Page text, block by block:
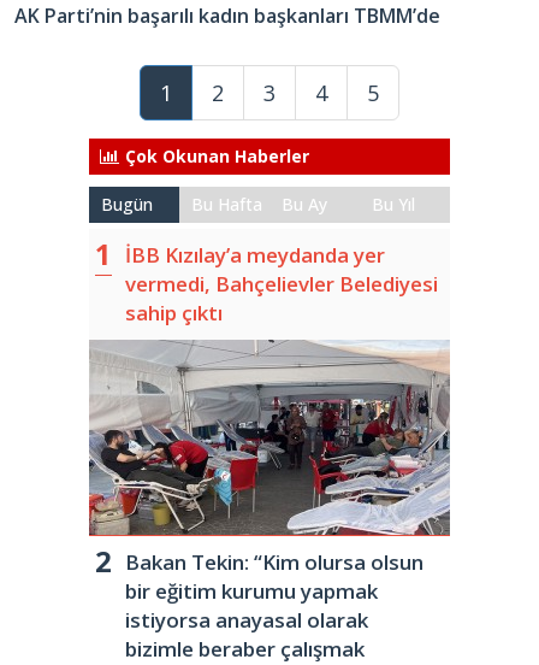
AK Parti’nin başarılı kadın başkanları TBMM’de
1 2 3 4 5
Çok Okunan Haberler
Bugün Bu Hafta Bu Ay Bu Yıl
İBB Kızılay’a meydanda yer
vermedi, Bahçelievler Belediyesi
sahip çıktı
Bakan Tekin: “Kim olursa olsun
bir eğitim kurumu yapmak
istiyorsa anayasal olarak
bizimle beraber çalışmak